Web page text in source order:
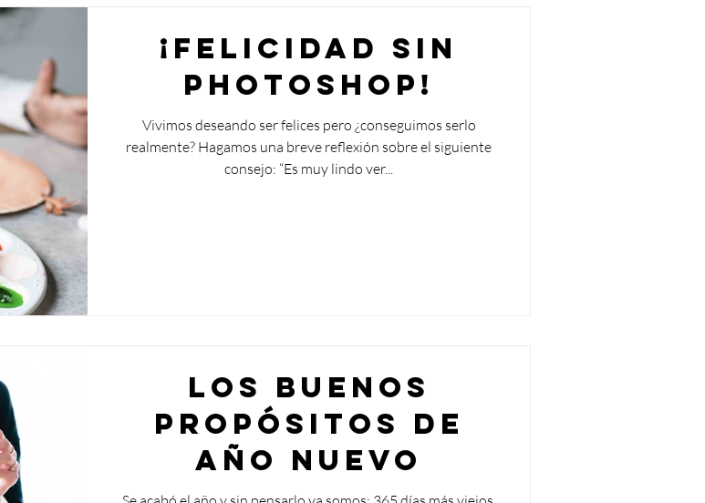
¡Felicidad sin
photoshop!
Vivimos deseando ser felices pero ¿conseguimos serlo
realmente? Hagamos una breve reflexión sobre el siguiente
consejo: “Es muy lindo ver...
Los buenos
propósitos de
Año Nuevo